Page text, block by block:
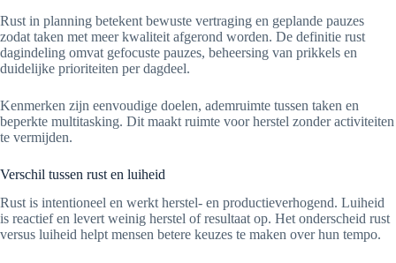
Rust in planning betekent bewuste vertraging en geplande pauzes
zodat taken met meer kwaliteit afgerond worden. De definitie rust
dagindeling omvat gefocuste pauzes, beheersing van prikkels en
duidelijke prioriteiten per dagdeel.
Kenmerken zijn eenvoudige doelen, ademruimte tussen taken en
beperkte multitasking. Dit maakt ruimte voor herstel zonder activiteiten
te vermijden.
Verschil tussen rust en luiheid
Rust is intentioneel en werkt herstel- en productieverhogend. Luiheid
is reactief en levert weinig herstel of resultaat op. Het onderscheid rust
versus luiheid helpt mensen betere keuzes te maken over hun tempo.